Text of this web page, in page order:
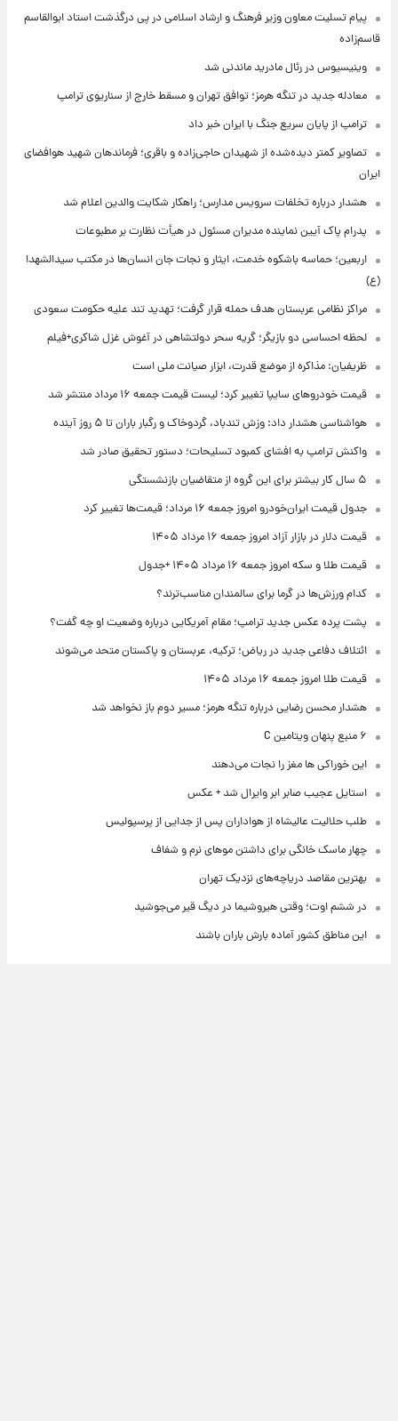
پیام تسلیت معاون وزیر فرهنگ و ارشاد اسلامی در پی درگذشت استاد ابوالقاسم
قاسم‌زاده
وینیسیوس در رئال مادرید ماندنی شد
معادله جدید در تنگه هرمز؛ توافق تهران و مسقط خارج از سناریوی ترامپ
ترامپ از پایان سریع جنگ با ایران خبر داد
تصاویر کمتر دیده‌شده از شهیدان حاجی‌زاده و باقری؛ فرماندهان شهید هوافضای
ایران
هشدار درباره تخلفات سرویس مدارس؛ راهکار شکایت والدین اعلام شد
پدرام پاک آیین نماینده مدیران مسئول در هیأت نظارت بر مطبوعات
اربعین؛ حماسه باشکوه خدمت، ایثار و نجات جان انسان‌ها در مکتب سیدالشهدا
(ع)
مراکز نظامی عربستان هدف حمله قرار گرفت؛ تهدید تند علیه حکومت سعودی
لحظه احساسی دو بازیگر؛ گریه سحر دولتشاهی در آغوش غزل شاکری+فیلم
ظریفیان: مذاکره از موضع قدرت، ابزار صیانت ملی است
قیمت خودروهای سایپا تغییر کرد؛ لیست قیمت جمعه ۱۶ مرداد منتشر شد
هواشناسی هشدار داد: وزش تندباد، گردوخاک و رگبار باران تا ۵ روز آینده
واکنش ترامپ به افشای کمبود تسلیحات؛ دستور تحقیق صادر شد
۵ سال کار بیشتر برای این گروه از متقاضیان بازنشستگی
جدول قیمت ایران‌خودرو امروز جمعه ۱۶ مرداد؛ قیمت‌ها تغییر کرد
قیمت دلار در بازار آزاد امروز جمعه ۱۶ مرداد ۱۴۰۵
قیمت طلا و سکه امروز جمعه ۱۶ مرداد ۱۴۰۵ +جدول
کدام ورزش‌ها در گرما برای سالمندان مناسب‌ترند؟
پشت پرده عکس جدید ترامپ؛ مقام آمریکایی درباره وضعیت او چه گفت؟
ائتلاف دفاعی جدید در ریاض؛ ترکیه، عربستان و پاکستان متحد می‌شوند
قیمت طلا امروز جمعه ۱۶ مرداد ۱۴۰۵
هشدار محسن رضایی درباره تنگه هرمز؛ مسیر دوم باز نخواهد شد
۶ منبع پنهان ویتامین C
این خوراکی ها مغز را نجات می‌دهند
استایل عجیب صابر ابر وایرال شد + عکس
طلب حلالیت عالیشاه از هواداران پس از جدایی از پرسپولیس
چهار ماسک خانگی برای داشتن موهای نرم و شفاف
بهترین مقاصد دریاچه‌های نزدیک تهران
در ششم اوت؛ وقتی هیروشیما در دیگ قیر می‌جوشید
این مناطق کشور آماده بارش باران باشند